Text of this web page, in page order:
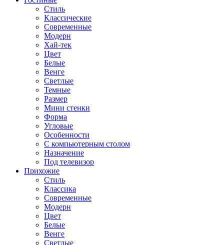
Стиль
Классические
Современные
Модерн
Хай-тек
Цвет
Белые
Венге
Светлые
Темные
Размер
Мини стенки
Форма
Угловые
Особенности
С компьютерным столом
Назначение
Под телевизор
Прихожие
Стиль
Классика
Современные
Модерн
Цвет
Белые
Венге
Светлые